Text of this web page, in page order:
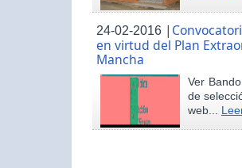
24-02-2016 |
en virtud del Plan
Mancha
Ver
de
web...